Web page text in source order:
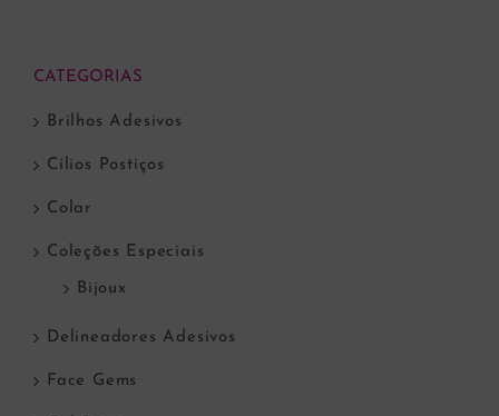
CATEGORIAS
Brilhos Adesivos
Cílios Postiços
Colar
Coleções Especiais
Bijoux
Delineadores Adesivos
Face Gems